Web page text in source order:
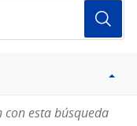
con esta búsqueda